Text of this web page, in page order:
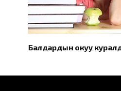
Балдардын окуу